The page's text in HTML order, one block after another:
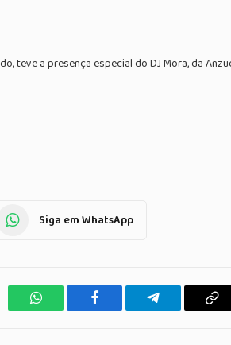
teve a presença especial do DJ Mora, da
Siga em WhatsApp
WhatsAppFacebook Telegrama